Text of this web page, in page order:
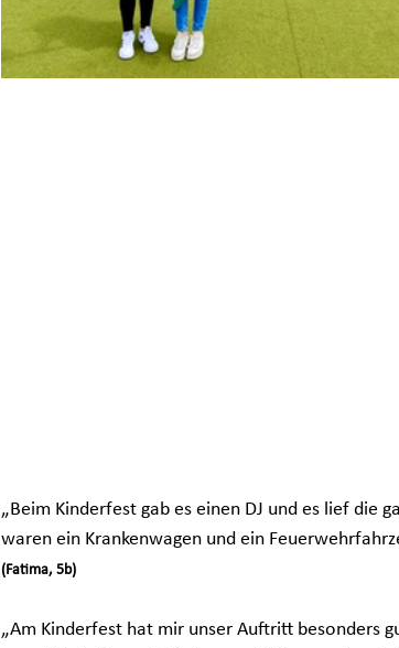
„Beim Kinderfest gab es einen DJ und es lief die
waren ein Krankenwagen und ein
(Fatima, 5b)
„Am Kinderfest hat mir unser Auftritt besonders